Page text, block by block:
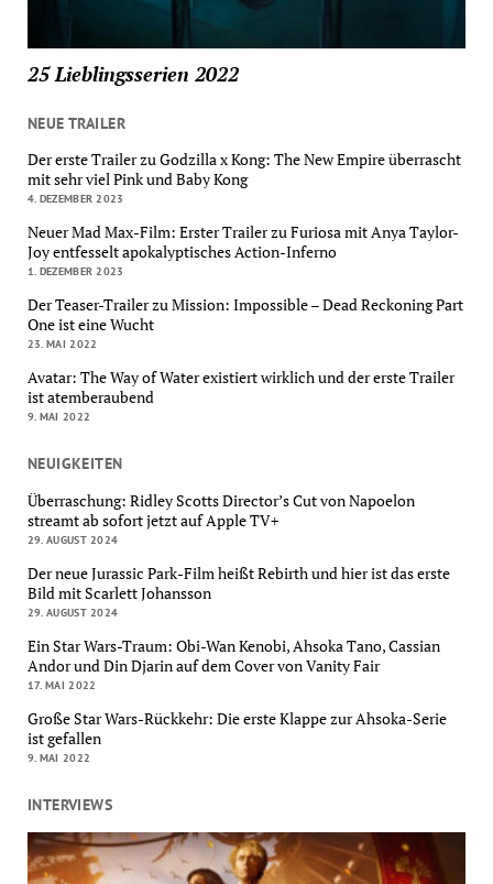
25 Lieblingsserien 2022
NEUE TRAILER
Der erste Trailer zu Godzilla x Kong: The New Empire überrascht
mit sehr viel Pink und Baby Kong
4. DEZEMBER 2023
Neuer Mad Max-Film: Erster Trailer zu Furiosa mit Anya Taylor-
Joy entfesselt apokalyptisches Action-Inferno
1. DEZEMBER 2023
Der Teaser-Trailer zu Mission: Impossible – Dead Reckoning Part
One ist eine Wucht
23. MAI 2022
Avatar: The Way of Water existiert wirklich und der erste Trailer
ist atemberaubend
9. MAI 2022
NEUIGKEITEN
Überraschung: Ridley Scotts Director’s Cut von Napoelon
streamt ab sofort jetzt auf Apple TV+
29. AUGUST 2024
Der neue Jurassic Park-Film heißt Rebirth und hier ist das erste
Bild mit Scarlett Johansson
29. AUGUST 2024
Ein Star Wars-Traum: Obi-Wan Kenobi, Ahsoka Tano, Cassian
Andor und Din Djarin auf dem Cover von Vanity Fair
17. MAI 2022
Große Star Wars-Rückkehr: Die erste Klappe zur Ahsoka-Serie
ist gefallen
9. MAI 2022
INTERVIEWS